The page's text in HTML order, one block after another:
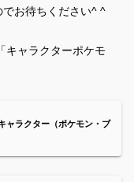
お待ちください^ ^
キャラクターポケモ
ラクター（ポケモン・ブ